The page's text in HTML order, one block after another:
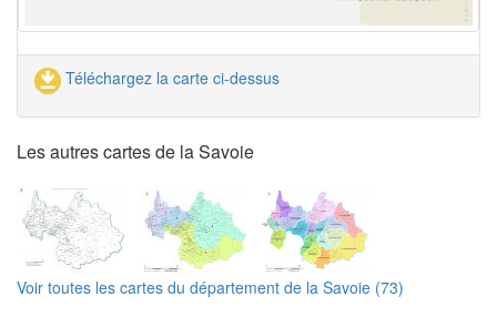
Téléchargez la carte ci-dessus
Les autres cartes de la Savoie
Voir toutes les cartes du département de la Savoie (73)